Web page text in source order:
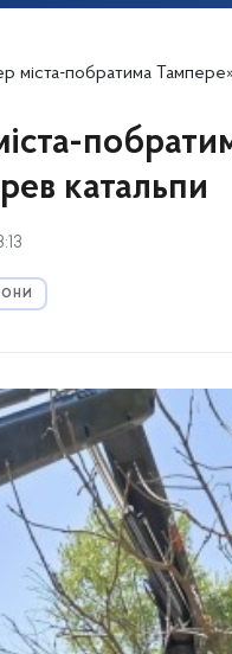
Тампере» висадили 8 крупномірних дерев
катальпи